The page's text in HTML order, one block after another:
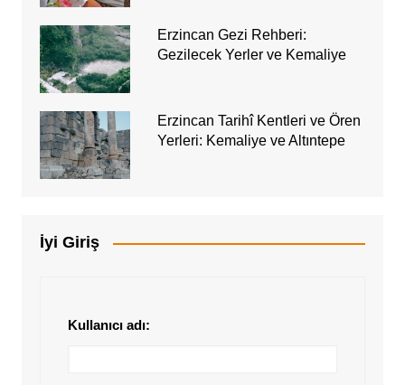
Erzincan Gezi Rehberi:
Gezilecek Yerler ve Kemaliye
Erzincan Tarihî Kentleri ve Ören
Yerleri: Kemaliye ve Altıntepe
İyi Giriş
Kullanıcı adı: